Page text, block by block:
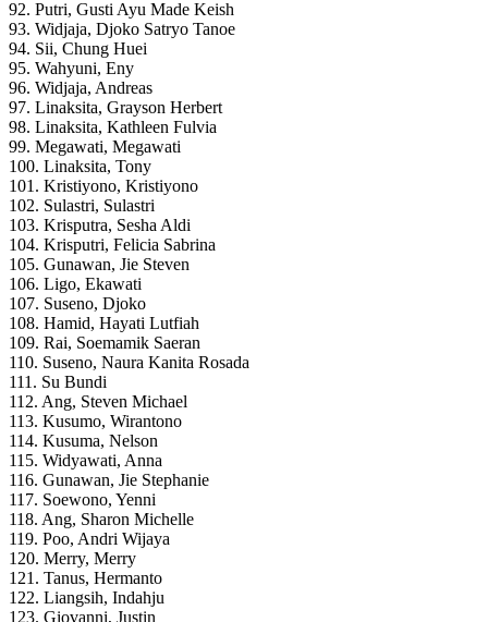
92. Putri, Gusti Ayu Made Keish
93. Widjaja, Djoko Satryo Tanoe
94. Sii, Chung Huei
95. Wahyuni, Eny
96. Widjaja, Andreas
97. Linaksita, Grayson Herbert
98. Linaksita, Kathleen Fulvia
99. Megawati, Megawati
100. Linaksita, Tony
101. Kristiyono, Kristiyono
102. Sulastri, Sulastri
103. Krisputra, Sesha Aldi
104. Krisputri, Felicia Sabrina
105. Gunawan, Jie Steven
106. Ligo, Ekawati
107. Suseno, Djoko
108. Hamid, Hayati Lutfiah
109. Rai, Soemamik Saeran
110. Suseno, Naura Kanita Rosada
111. Su Bundi
112. Ang, Steven Michael
113. Kusumo, Wirantono
114. Kusuma, Nelson
115. Widyawati, Anna
116. Gunawan, Jie Stephanie
117. Soewono, Yenni
118. Ang, Sharon Michelle
119. Poo, Andri Wijaya
120. Merry, Merry
121. Tanus, Hermanto
122. Liangsih, Indahju
123. Giovanni, Justin